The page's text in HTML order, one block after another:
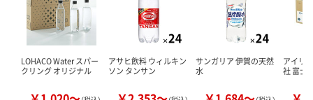
LOHACO Water スパー
クリング オリジナル
アサヒ飲料 ウィルキン
ソン タンサン
サンガリア 伊賀の天然
水
アイリ
社 富士